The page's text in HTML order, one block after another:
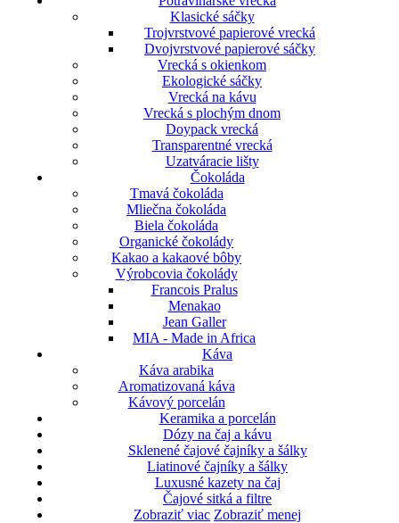
Klasické sáčky
Trojvrstvové papierové vrecká
Dvojvrstvové papierové sáčky
Vrecká s okienkom
Ekologické sáčky
Vrecká na kávu
Vrecká s plochým dnom
Doypack vrecká
Transparentné vrecká
Uzatváracie lišty
Čokoláda
Tmavá čokoláda
Mliečna čokoláda
Biela čokoláda
Organické čokolády
Kakao a kakaové bôby
Výrobcovia čokolády
Francois Pralus
Menakao
Jean Galler
MIA - Made in Africa
Káva
Káva arabika
Aromatizovaná káva
Kávový porcelán
Keramika a porcelán
Dózy na čaj a kávu
Sklenené čajové čajníky a šálky
Liatinové čajníky a šálky
Luxusné kazety na čaj
Čajové sitká a filtre
Zobraziť viac Zobraziť menej